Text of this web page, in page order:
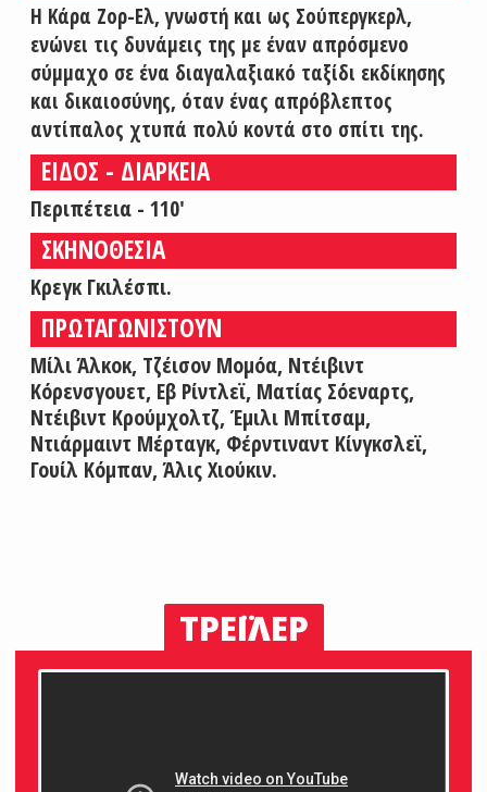
Η Κάρα Ζορ-Ελ, γνωστή και ως Σούπεργκερλ,
ενώνει τις δυνάμεις της με έναν απρόσμενο
σύμμαχο σε ένα διαγαλαξιακό ταξίδι εκδίκησης
και δικαιοσύνης, όταν ένας απρόβλεπτος
αντίπαλος χτυπά πολύ κοντά στο σπίτι της.
ΕΙΔΟΣ - ΔΙΑΡΚΕΙΑ
Περιπέτεια - 110'
ΣΚΗΝΟΘΕΣΙΑ
Κρεγκ Γκιλέσπι.
ΠΡΩΤΑΓΩΝΙΣΤΟΥΝ
Μίλι Άλκοκ, Τζέισον Μομόα, Ντέιβιντ
Κόρενσγουετ, Εβ Ρίντλεϊ, Ματίας Σόεναρτς,
Ντέιβιντ Κρούμχολτζ, Έμιλι Μπίτσαμ,
Ντιάρμαιντ Μέρταγκ, Φέρντιναντ Κίνγκσλεϊ,
Γουίλ Κόμπαν, Άλις Χιούκιν.
ΤΡΕΪΛΕΡ